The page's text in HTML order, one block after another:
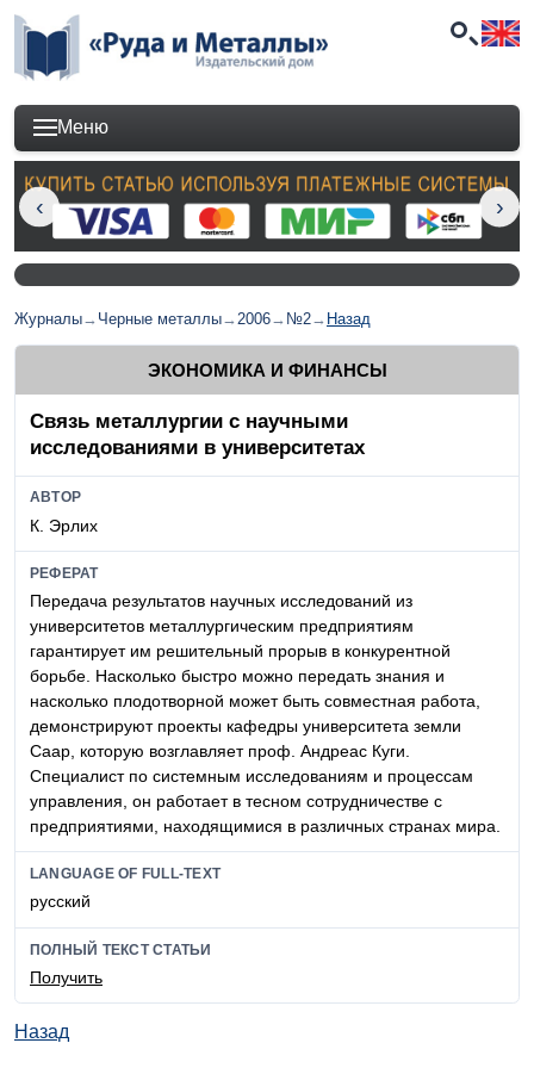
Меню
Журналы→ Черные металлы→2006→ №2→ Назад
ЭКОНОМИКА И ФИНАНСЫ
Связь металлургии с научными
исследованиями в университетах
АВТОР
К. Эрлих
РЕФЕРАТ
Передача результатов научных исследований из
университетов металлургическим предприятиям
гарантирует им решительный прорыв в конкурентной
борьбе. Насколько быстро можно передать знания и
насколько плодотворной может быть совместная работа,
демонстрируют проекты кафедры университета земли
Саар, которую возглавляет проф. Андреас Куги.
Специалист по системным исследованиям и процессам
управления, он работает в тесном сотрудничестве с
предприятиями, находящимися в различных странах мира.
LANGUAGE OF FULL-TEXT
русский
ПОЛНЫЙ ТЕКСТ СТАТЬИ
Получить
Назад